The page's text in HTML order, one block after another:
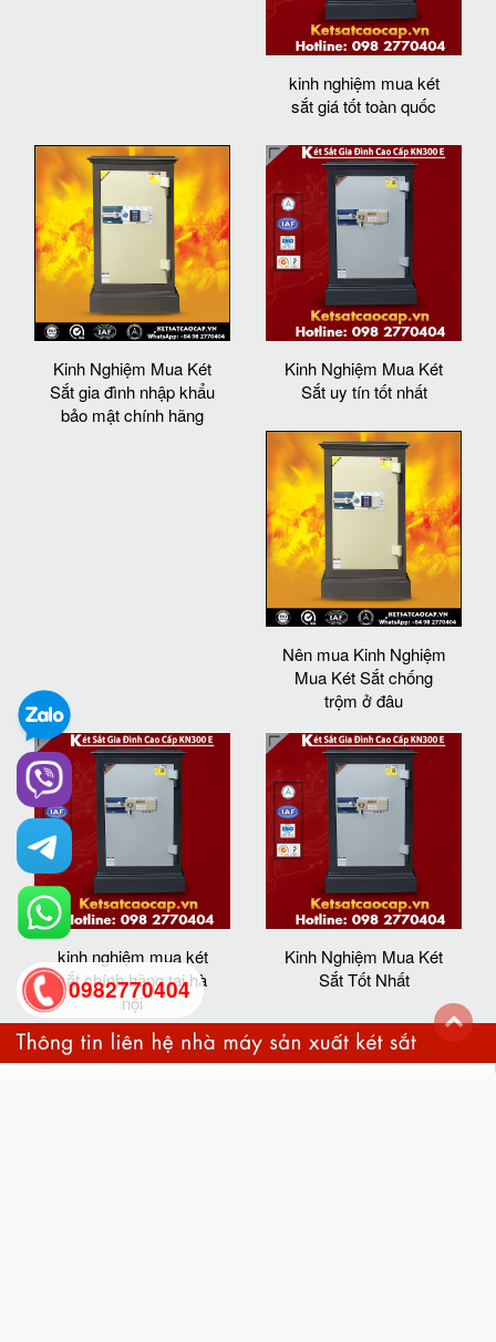
kinh nghiệm mua két
sắt giá tốt toàn quốc
Kinh Nghiệm Mua Két
Sắt gia đình nhập khẩu
bảo mật chính hãng
Kinh Nghiệm Mua Két
Sắt uy tín tốt nhất
Nên mua Kinh Nghiệm
Mua Két Sắt chống
trộm ở đâu
kinh nghiệm mua két
sắt chính hãng tại hà
nội
Kinh Nghiệm Mua Két
Sắt Tốt Nhất
0982770404
back